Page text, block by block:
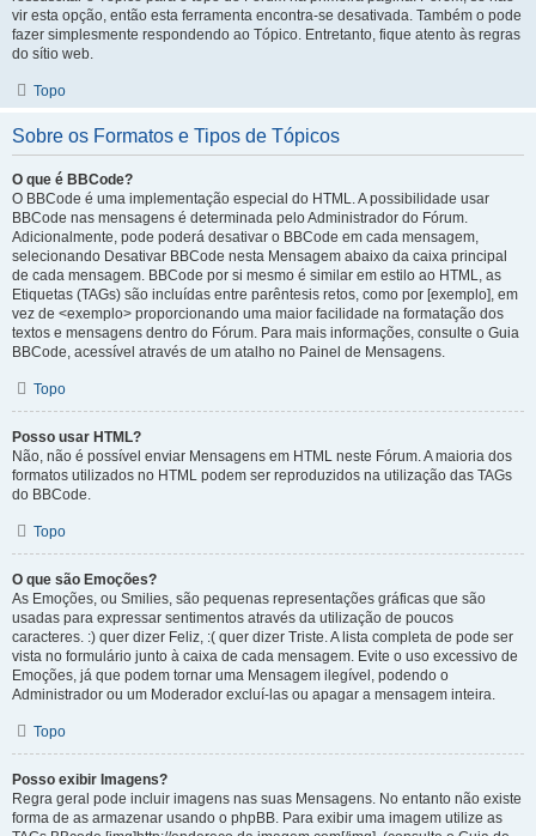
vir esta opção, então esta ferramenta encontra-se desativada. Também o pode
fazer simplesmente respondendo ao Tópico. Entretanto, fique atento às regras
do sítio web.
Topo
Sobre os Formatos e Tipos de Tópicos
O que é BBCode?
O BBCode é uma implementação especial do HTML. A possibilidade usar
BBCode nas mensagens é determinada pelo Administrador do Fórum.
Adicionalmente, pode poderá desativar o BBCode em cada mensagem,
selecionando Desativar BBCode nesta Mensagem abaixo da caixa principal
de cada mensagem. BBCode por si mesmo é similar em estilo ao HTML, as
Etiquetas (TAGs) são incluídas entre parêntesis retos, como por [exemplo], em
vez de <exemplo> proporcionando uma maior facilidade na formatação dos
textos e mensagens dentro do Fórum. Para mais informações, consulte o Guia
BBCode, acessível através de um atalho no Painel de Mensagens.
Topo
Posso usar HTML?
Não, não é possível enviar Mensagens em HTML neste Fórum. A maioria dos
formatos utilizados no HTML podem ser reproduzidos na utilização das TAGs
do BBCode.
Topo
O que são Emoções?
As Emoções, ou Smilies, são pequenas representações gráficas que são
usadas para expressar sentimentos através da utilização de poucos
caracteres. :) quer dizer Feliz, :( quer dizer Triste. A lista completa de pode ser
vista no formulário junto à caixa de cada mensagem. Evite o uso excessivo de
Emoções, já que podem tornar uma Mensagem ilegível, podendo o
Administrador ou um Moderador excluí-las ou apagar a mensagem inteira.
Topo
Posso exibir Imagens?
Regra geral pode incluir imagens nas suas Mensagens. No entanto não existe
forma de as armazenar usando o phpBB. Para exibir uma imagem utilize as